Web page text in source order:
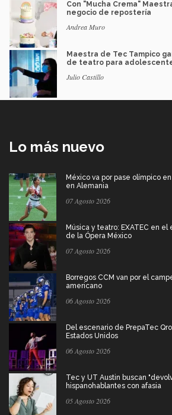
Con "Mucha Crema"
negocio de repostería
Andrea Muro
Maestra de Tec Tampico
de teatro para
Julio Castillo
Lo más nuevo
México va por pase olímpico
en Alemania
07 Agosto 2026
Música y teatro: EXATEC en el
de la Ópera México
07 Agosto 2026
Borregos CCM van por el
americano
06 Agosto 2026
Del escenario de PrepaTec
Estados Unidos
06 Agosto 2026
Tec y UT Austin buscan
hispanohablantes con afasia
05 Agosto 2026